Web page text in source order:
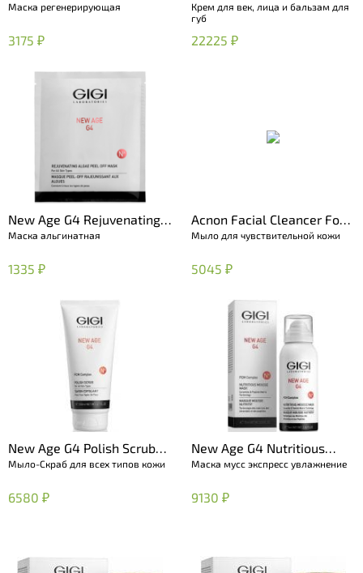
Маска регенерирующая
3175 ₽
Крем для век, лица и бальзам для
губ
22225 ₽
New Age G4 Rejuvenating
Algae Peel Off Mask
Маска альгинатная
1335 ₽
Acnon Facial Cleancer For
Sensitive Skin
Мыло для чувствительной кожи
5045 ₽
New Age G4 Polish Scrub
Savon Exfoliant
Мыло-Скраб для всех типов кожи
6580 ₽
New Age G4 Nutritious
Mousse Mask
Маска мусс экспресс увлажнение
9130 ₽